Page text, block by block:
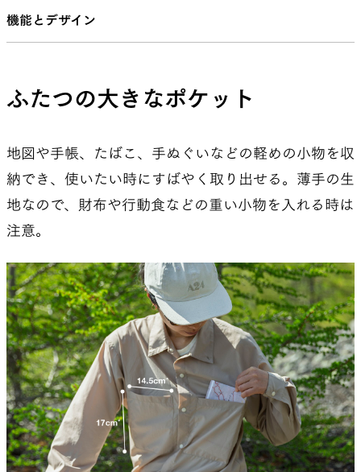
と考えて、ずっとやってきませんでした。ただ、発
ャツを作ろうという話になったんです。
思いました。もちろん、夏目さんがずっと悩んでい
たのも知っていましたが。
実際、小さすぎるとただのデザインのためのポケッ
トになってしまうし、フラップやジッパーを付ける
とシンプルさが損なわれるので、そこに至るまでに
は何度も試作を重ね、いろいろな素材でポケット
を付けては「やっぱりいらないね」と判断してやめ
ることを繰り返しました。でも、その積み重ね自
機能とデザイン
ふたつの大きなポケット
地図や手帳、たばこ、手ぬぐいなどの軽めの小物を収
納でき、使いたい時にすばやく取り出せる。薄手の生
地なので、財布や行動食などの重い小物を入れる時は
注意。